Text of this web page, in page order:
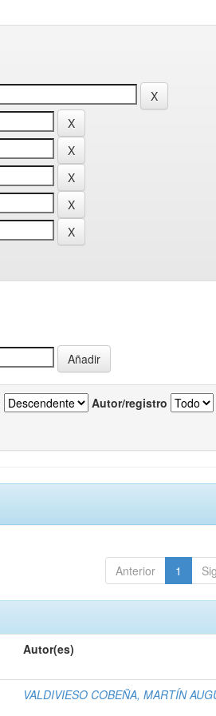
Autor/registro
Anterior 1
Autor(es)
VALDIVIESO COBEÑA, MARTÍN